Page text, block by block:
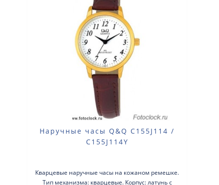
Наручные часы Q&Q C155J114 /
C155J114Y
Кварцевые наручные часы на кожаном ремешке.
Тип механизма: кварцевые. Корпус: латунь с